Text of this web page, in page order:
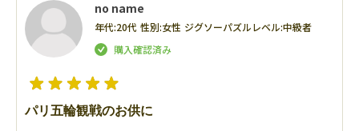
no name
年代:20代 性別:女性 ジグソーパズルレベル:中級者
パリ五輪観戦のお供に